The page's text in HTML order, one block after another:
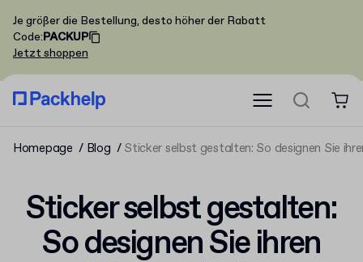
Je größer die Bestellung, desto höher der Rabatt
Code:PACKUP
Jetzt shoppen
Homepage Blog Sticker selbst gestalten: So designen Sie
Sticker selbst gestalten:
So designen Sie ihren